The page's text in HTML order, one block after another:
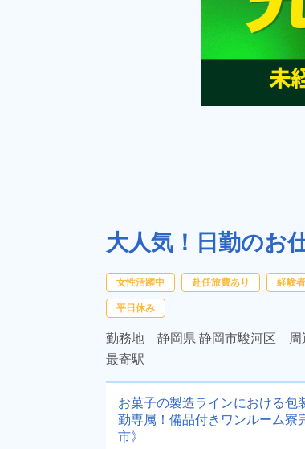
大人気！日勤のお
女性活躍中 赴任旅費あり 経験
平日休み
勤務地 静岡県 静岡市駿河区 周
最寄駅
お菓子の製造ラインにおける
勤専属！備品付きワンルーム寮
市》